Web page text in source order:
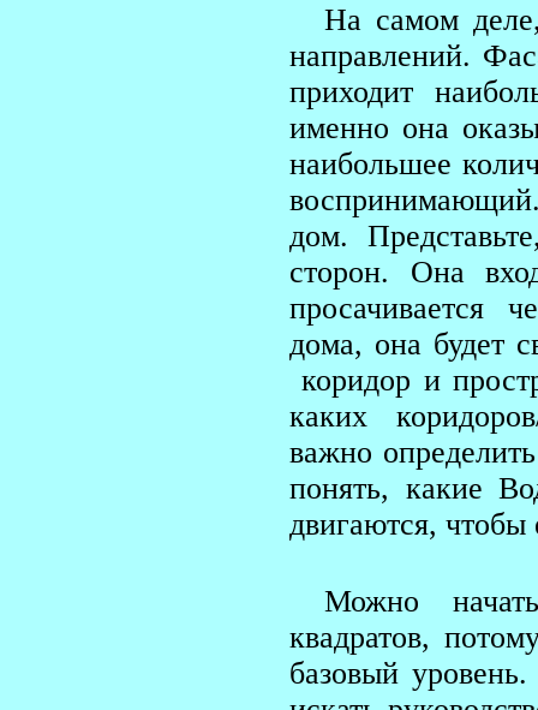
На самом
направлений.
приходит
именно она
наибольшее
дом.
сторон. Она
просачивается
дома, она будет
коридор и
каких
важно
понять, какие
двигаются, чтобы
Можно
квадратов,
базовый